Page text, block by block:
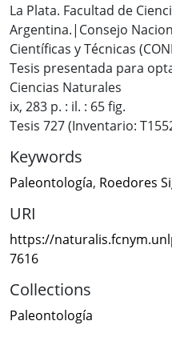
La Plata. Facultad de
Argentina.|Consejo
Científicas y Técnicas
Tesis presentada para
Ciencias Naturales
ix, 283 p. : il. : 65 fig.
Tesis 727 (Inventario:
Keywords
Paleontología, Roedores
URI
https://
7616
Collections
Paleontología